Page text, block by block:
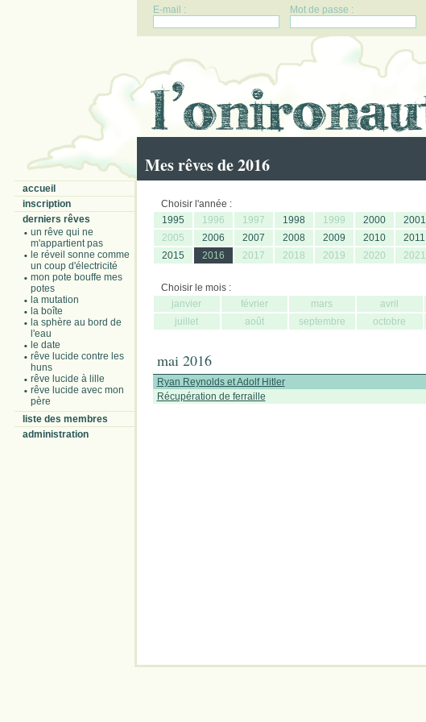
E-mail : Mot de passe :
Mes rêves de 2016
accueil
inscription
derniers rêves
un rêve qui ne
m'appartient pas
le réveil sonne comme
un coup d'électricité
mon pote bouffe mes
potes
la mutation
la boîte
la sphère au bord de
l'eau
le date
rêve lucide contre les
huns
rêve lucide à lille
rêve lucide avec mon
père
liste des membres
administration
Choisir l'année :
1995
1996 1997 1998 1999 2000 2001
2005
2006 2007 2008 2009 2010 2011
2015
2016 2017 2018 2019 2020 2021
Choisir le mois :
janvier
février mars avril
juillet
août septembre octobre
mai 2016
Ryan Reynolds et Adolf Hitler
Récupération de ferraille